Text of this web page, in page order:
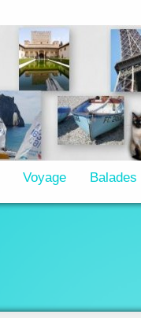
Voyage Balades